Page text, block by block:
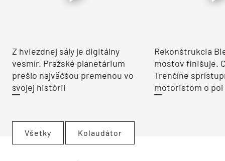
Z hviezdnej sály je digitálny
vesmír. Pražské planetárium
prešlo najväčšou premenou vo
svojej histórii
Rekonštrukcia
mostov finišuje.
Trenčíne
motoristom o pol
Všetky Kolaudátor